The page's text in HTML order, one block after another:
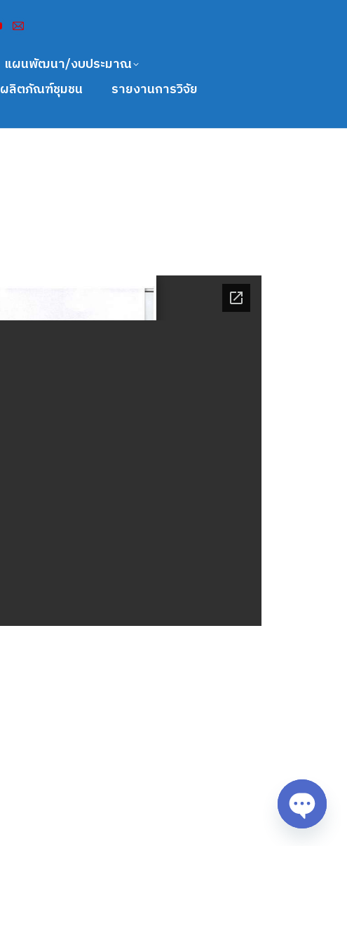
แผนพัฒนา/งบประมาณ
ผลิตภัณฑ์ชุมชน
รายงานการวิจัย